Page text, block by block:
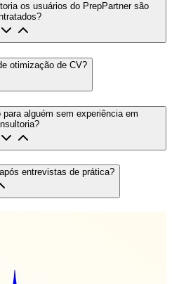
os usuários do PrepPartner são
otimização de CV?
para alguém sem experiência em
entrevistas de prática?